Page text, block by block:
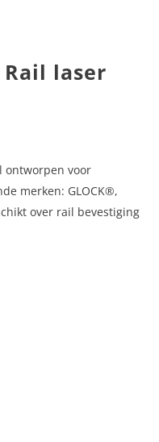
laser
ontworpen voor
merken: GLOCK®,
over rail bevestiging